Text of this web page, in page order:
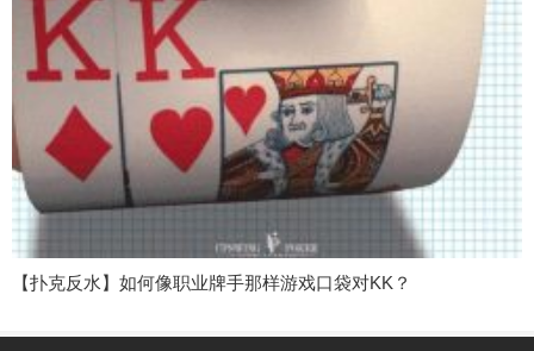
【扑克反水】如何像职业牌手那样游戏口袋对KK？